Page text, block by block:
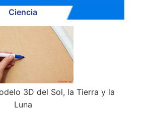
Ciencia
3D del Sol, la Tierra y la
Luna